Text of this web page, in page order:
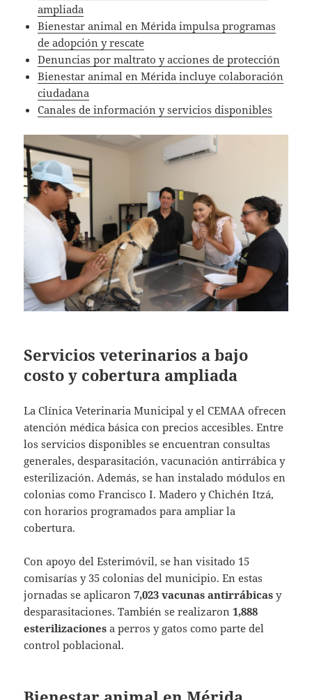
ampliada
Bienestar animal en Mérida impulsa programas
de adopción y rescate
Denuncias por maltrato y acciones de protección
Bienestar animal en Mérida incluye colaboración
ciudadana
Canales de información y servicios disponibles
Servicios veterinarios a bajo
costo y cobertura ampliada
La Clínica Veterinaria Municipal y el CEMAA ofrecen
atención médica básica con precios accesibles. Entre
los servicios disponibles se encuentran consultas
generales, desparasitación, vacunación antirrábica y
esterilización. Además, se han instalado módulos en
colonias como Francisco I. Madero y Chichén Itzá,
con horarios programados para ampliar la
cobertura.
Con apoyo del Esterimóvil, se han visitado 15
comisarías y 35 colonias del municipio. En estas
jornadas se aplicaron7,023 vacunas antirrábicas y
desparasitaciones. También se realizaron1,888
esterilizaciones a perros y gatos como parte del
control poblacional.